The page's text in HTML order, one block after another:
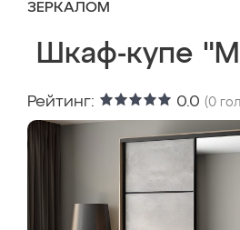
ЗЕРКАЛОМ
Шкаф-купе
Рейтинг: 0.0 (0